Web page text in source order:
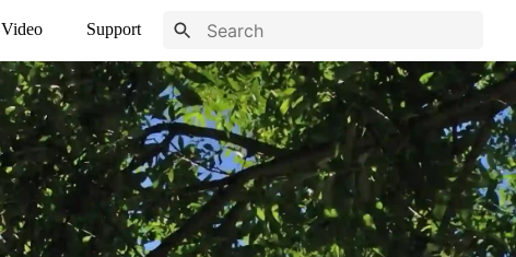
Video Support